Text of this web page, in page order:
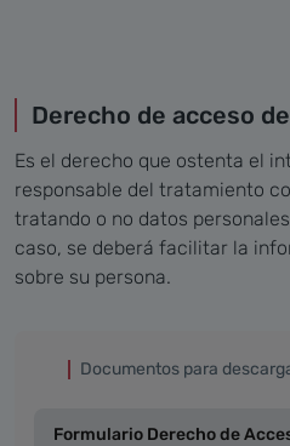
Derecho de acceso
Es el derecho que ostenta el
responsable del tratamiento
tratando o no datos
caso, se deberá facilitar la
sobre su persona.
Documentos para
Formulario Derecho de